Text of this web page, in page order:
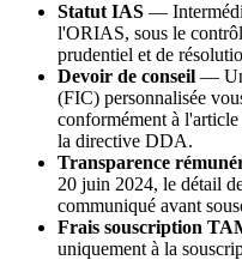
Statut IAS —
l'ORIAS, sous le
prudentiel et de
Devoir de conseil —
(FIC) personnalisée
conformément à
la directive DDA.
Transparence
20 juin 2024, le détail
communiqué avant
Frais souscription
uniquement à la